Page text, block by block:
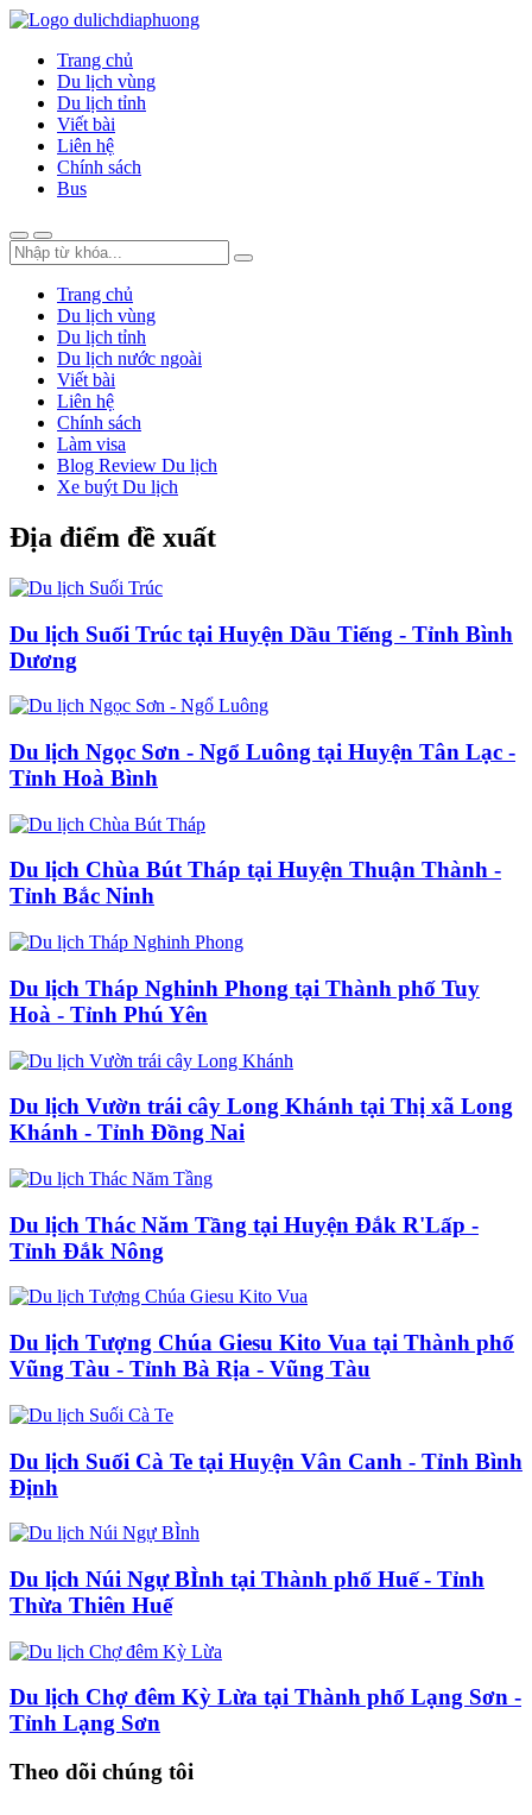
Trang chủ
Du lịch vùng
Du lịch tỉnh
Viết bài
Liên hệ
Chính sách
Bus
Trang chủ
Du lịch vùng
Du lịch tỉnh
Du lịch nước ngoài
Viết bài
Liên hệ
Chính sách
Làm visa
Blog Review Du lịch
Xe buýt Du lịch
Địa điểm đề xuất
Du lịch Suối Trúc tại Huyện Dầu Tiếng - Tỉnh Bình
Dương
Du lịch Ngọc Sơn - Ngổ Luông tại Huyện Tân Lạc -
Tỉnh Hoà Bình
Du lịch Chùa Bút Tháp tại Huyện Thuận Thành -
Tỉnh Bắc Ninh
Du lịch Tháp Nghinh Phong tại Thành phố Tuy
Hoà - Tỉnh Phú Yên
Du lịch Vườn trái cây Long Khánh tại Thị xã Long
Khánh - Tỉnh Đồng Nai
Du lịch Thác Năm Tầng tại Huyện Đắk R'Lấp -
Tỉnh Đắk Nông
Du lịch Tượng Chúa Giesu Kito Vua tại Thành phố
Vũng Tàu - Tỉnh Bà Rịa - Vũng Tàu
Du lịch Suối Cà Te tại Huyện Vân Canh - Tỉnh Bình
Định
Du lịch Núi Ngự BÌnh tại Thành phố Huế - Tỉnh
Thừa Thiên Huế
Du lịch Chợ đêm Kỳ Lừa tại Thành phố Lạng Sơn -
Tỉnh Lạng Sơn
Theo dõi chúng tôi